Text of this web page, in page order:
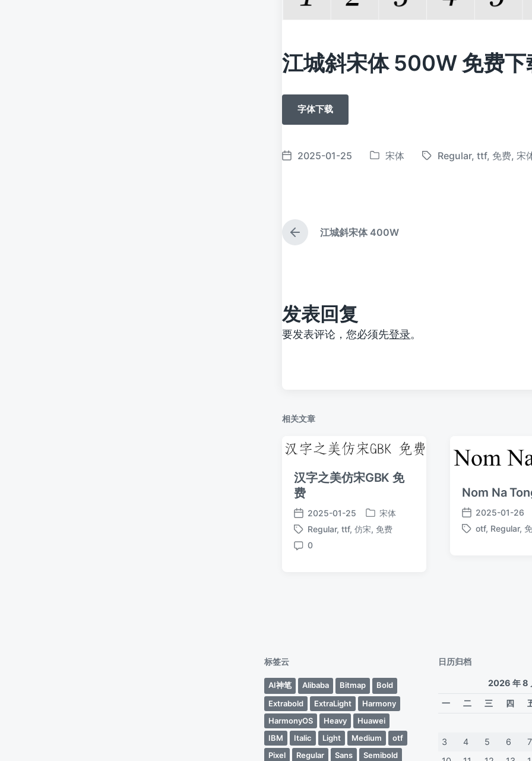
江城斜宋体 500W 免费下
字体下载
发
2025-01-25
发
宋体
标
Regular,ttf, 免费,宋
上
篇
江城斜宋体 400W
发表回复
要发表评论，您必须先登录。
相关文章
汉字之美仿宋GBK 免
费
发
布
日
2025-01-25
发
布
宋体
标
签
Regular,ttf,仿宋, 免费
评
0
Nom Na
发
布
2025-01-26
标
otf, Regular,
标签云
AI神笔 Alibaba Bitmap
Bold
Extrabold
ExtraLight
Harmony
HarmonyOS
Heavy
Huawei
IBM
Italic Light Medium
otf
Pixel
Regular Sans Semibold
日历归档
2026 年 8
一
二 三 四
3 4 5 6
7